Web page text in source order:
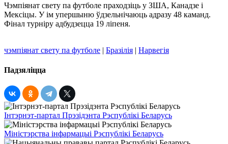
Чэмпіянат свету па футболе праходзіць у ЗША, Канадзе і
Мексіцы. У ім упершыню ўдзельнічаюць адразу 48 каманд.
Фінал турніру адбудзецца 19 ліпеня.
чэмпіянат свету па футболе | Бразілія | Нарвегія
Падзяліцца
Інтэрнэт-партал Прэзідэнта Рэспублікі Беларусь
Міністэрства інфармацыі Рэспублікі Беларусь